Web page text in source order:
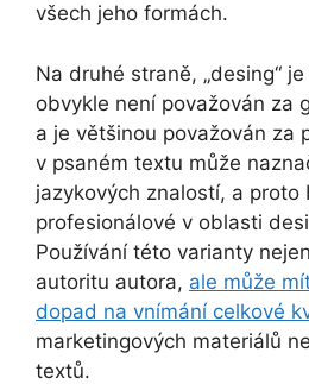
všech jeho formách.
Na druhé straně, „desing“
obvykle není považován za
a je většinou považován za
v psaném textu může
jazykových znalostí, a proto
profesionálové v oblasti
Používání této varianty
autoritu autora, ale může
dopad na vnímání celkové
marketingových materiálů
textů.